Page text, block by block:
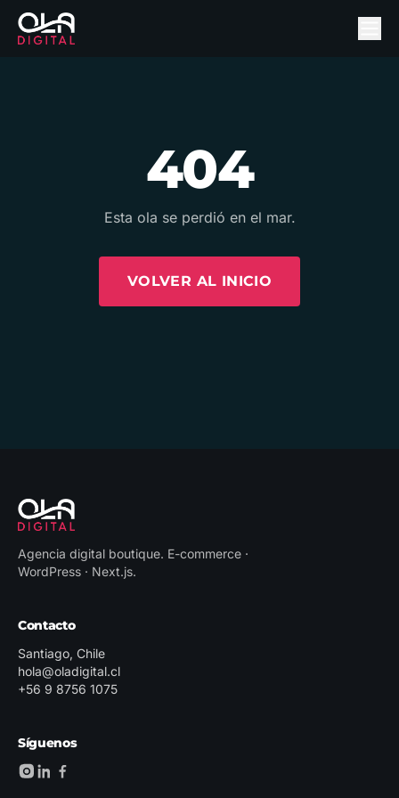
404
Esta ola se perdió en el mar.
VOLVER AL INICIO
Agencia digital boutique. E-commerce ·
WordPress · Next.js.
Contacto
Santiago, Chile
hola@oladigital.cl
+56 9 8756 1075
Síguenos